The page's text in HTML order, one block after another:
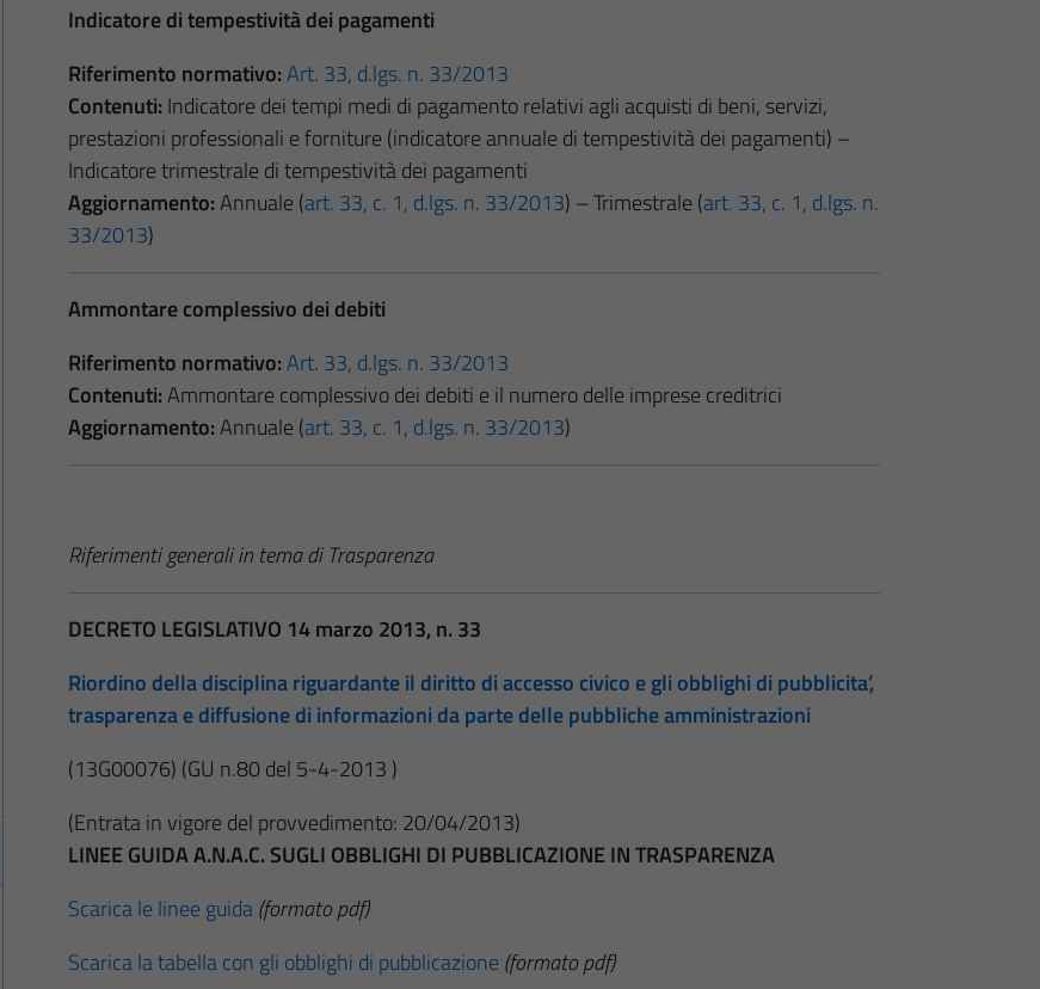
Indicatore di tempestività dei pagamenti
Riferimento normativo:Art. 33, d.lgs. n. 33/2013
Contenuti: Indicatore dei tempi medi di pagamento relativi agli acquisti di beni, servizi,
prestazioni professionali e forniture (indicatore annuale di tempestività dei pagamenti) –
Indicatore trimestrale di tempestività dei pagamenti
Aggiornamento:Annuale (art. 33, c. 1, d.lgs. n. 33/2013) – Trimestrale (art. 33, c. 1, d.lgs. n.
33/2013)
Ammontare complessivo dei debiti
Riferimento normativo:Art. 33, d.lgs. n. 33/2013
Contenuti:Ammontare complessivo dei debiti e il numero delle imprese creditrici
Aggiornamento:Annuale (art. 33, c. 1, d.lgs. n. 33/2013)
Riferimenti generali in tema di Trasparenza
DECRETO LEGISLATIVO 14 marzo 2013, n. 33
Riordino della disciplina riguardante il diritto di accesso civico e gli obblighi di pubblicita’,
trasparenza e diffusione di informazioni da parte delle pubbliche amministrazioni
(13G00076) (GU n.80 del 5-4-2013 )
(Entrata in vigore del provvedimento: 20/04/2013)
LINEE GUIDA A.N.A.C. SUGLI OBBLIGHI DI PUBBLICAZIONE IN TRASPARENZA
Scarica le linee guida(formato pdf)
Scarica la tabella con gli obblighi di pubblicazione (formato pdf)